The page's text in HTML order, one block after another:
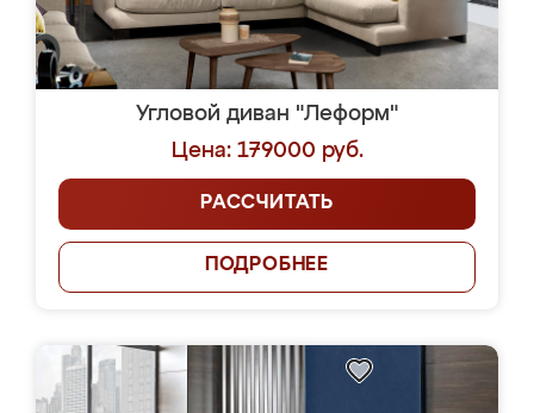
Угловой диван "Леформ"
Цена: 179000 руб.
РАССЧИТАТЬ
ПОДРОБНЕЕ